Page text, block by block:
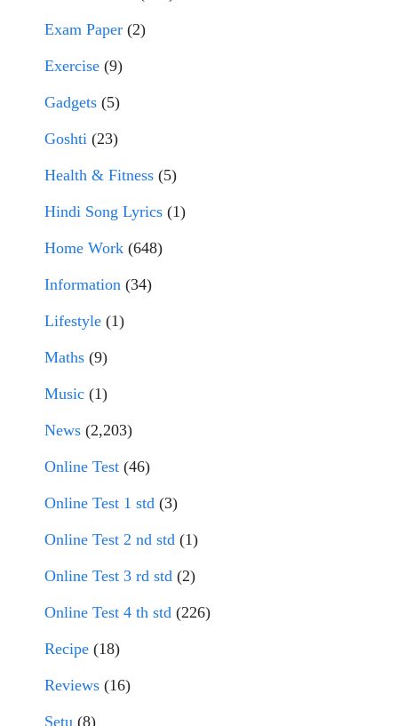
Exam Paper (2)
Exercise (9)
Gadgets (5)
Goshti (23)
Health & Fitness (5)
Hindi Song Lyrics (1)
Home Work (648)
Information (34)
Lifestyle (1)
Maths (9)
Music (1)
News (2,203)
Online Test (46)
Online Test 1 std (3)
Online Test 2 nd std (1)
Online Test 3 rd std (2)
Online Test 4 th std (226)
Recipe (18)
Reviews (16)
Setu (8)